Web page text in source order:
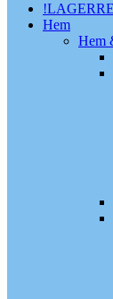
Hem
Hem